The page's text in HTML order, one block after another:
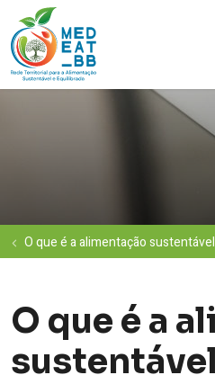
O que é a alimentação
O que é a